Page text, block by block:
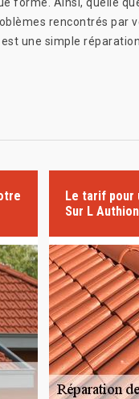
forme. Ainsi, quelle
rencontrés
une simple
Le tarif pour
Sur L